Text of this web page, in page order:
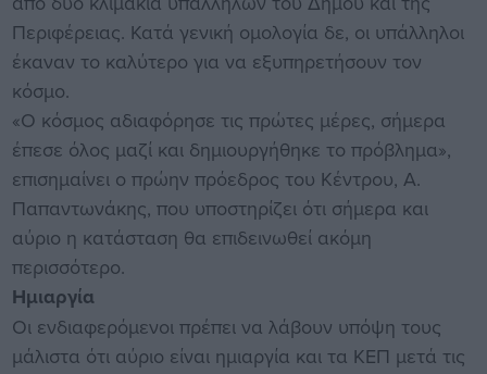
Περιφέρειας. Κατά γενική ομολογία δε, οι υπάλληλοι
έκαναν το καλύτερο για να εξυπηρετήσουν τον
κόσμο.
«Ο κόσμος αδιαφόρησε τις πρώτες μέρες, σήμερα
έπεσε όλος μαζί και δημιουργήθηκε το πρόβλημα»,
επισημαίνει ο πρώην πρόεδρος του Κέντρου, Α.
Παπαντωνάκης, που υποστηρίζει ότι σήμερα και
αύριο η κατάσταση θα επιδεινωθεί ακόμη
περισσότερο.
Ημιαργία
Οι ενδιαφερόμενοι πρέπει να λάβουν υπόψη τους
μάλιστα ότι αύριο είναι ημιαργία και τα ΚΕΠ μετά τις